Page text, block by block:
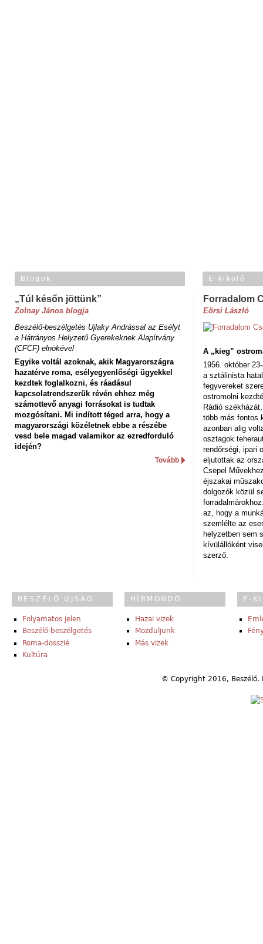
Blogok
„Túl későn jöttünk”
Zolnay János blogja
Beszélő-beszélgetés Ujlaky Andrással az Esélyt
a Hátrányos Helyzetű Gyerekeknek Alapítvány
(CFCF) elnökével
Egyike voltál azoknak, akik Magyarországra
hazatérve roma, esélyegyenlőségi ügyekkel
kezdtek foglalkozni, és ráadásul
kapcsolatrendszerük révén ehhez még
számottevő anyagi forrásokat is tudtak
mozgósítani. Mi indított téged arra, hogy a
magyarországi közéletnek ebbe a részébe
vesd bele magad valamikor az ezredforduló
idején?
Tovább
E-kikötő
Forradalom
Eörsi László
A „kieg”
1956. október
a sztálinista
fegyvereket
ostromolni
Rádió
több más fontos
azonban alig
osztagok
rendőrségi, ipari
eljutottak az
Csepel
éjszakai
dolgozók közül
az, hogy a
szemlélte az
helyzetben sem
kívülállóként
szerző.
BESZÉLŐ ÚJSÁG
Folyamatos jelen
Beszélő-beszélgetés
Roma-dosszié
Kultúra
HÍRMONDÓ
Hazai vizek
Mozduljunk
Más vizek
E-
© Copyright 2016,